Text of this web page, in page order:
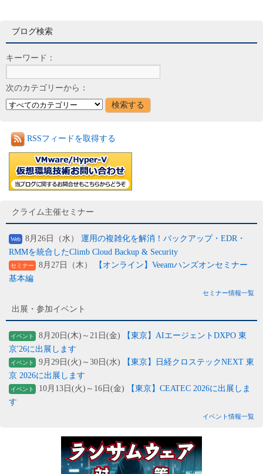
ブログ検索
キーワード：
次のカテゴリーから：
RSSフィードを取得する
クライム主催セミナー
Web 8月26日（水） 運用の複雑化を解消！バックアップ・EDR・
RMMを統合したClimb Cloud Backup & Security
セミナー 8月27日（木）
【オンライン】Veeamハンズオンセミナー
基本編
セミナー情報一覧
出展・参加イベント
イベント 8月20日(木)～21日(金)
【東京】AIエージェントDXPO 東
京'26に出展します
イベント 9月29日(火)～30日(水)
【東京】日経クロステックNEXT 東
京 2026に出展します
イベント 10月13日(火)～16日(金)
【東京】CEATEC 2026に出展しま
す
イベント情報一覧